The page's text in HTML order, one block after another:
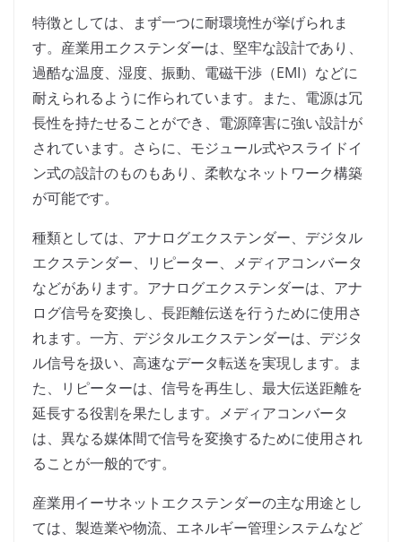
特徴としては、まず一つに耐環境性が挙げられま
す。産業用エクステンダーは、堅牢な設計であり、
過酷な温度、湿度、振動、電磁干渉（EMI）などに
耐えられるように作られています。また、電源は冗
長性を持たせることができ、電源障害に強い設計が
されています。さらに、モジュール式やスライドイ
ン式の設計のものもあり、柔軟なネットワーク構築
が可能です。
種類としては、アナログエクステンダー、デジタル
エクステンダー、リピーター、メディアコンバータ
などがあります。アナログエクステンダーは、アナ
ログ信号を変換し、長距離伝送を行うために使用さ
れます。一方、デジタルエクステンダーは、デジタ
ル信号を扱い、高速なデータ転送を実現します。ま
た、リピーターは、信号を再生し、最大伝送距離を
延長する役割を果たします。メディアコンバータ
は、異なる媒体間で信号を変換するために使用され
ることが一般的です。
産業用イーサネットエクステンダーの主な用途とし
ては、製造業や物流、エネルギー管理システムなど